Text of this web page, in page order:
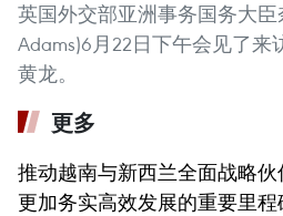
英国外交部亚洲事务国务大臣
Adams)6月22日下午会见了
黄龙。
更多
推动越南与新西兰全面战略
更加务实高效发展的重要里程